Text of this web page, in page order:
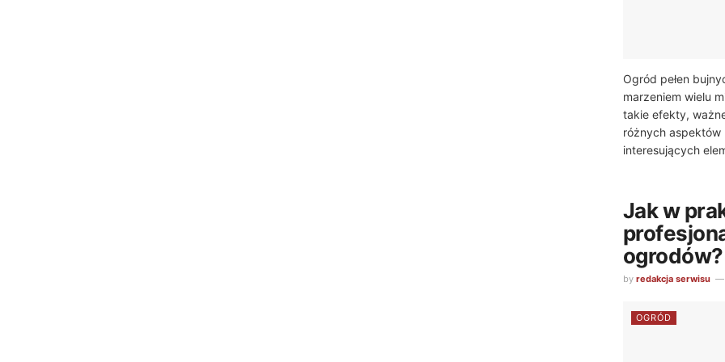
Ogród pełen
marzeniem wielu
takie efekty,
różnych aspektów
interesujących
Jak w
ogrodów?
by redakcja serwisu
OGRÓD